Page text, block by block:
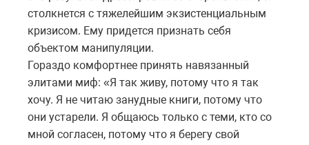
столкнется с тяжелейшим экзистенциальным
кризисом. Ему придется признать себя
объектом манипуляции.
Гораздо комфортнее принять навязанный
элитами миф: «Я так живу, потому что я так
хочу. Я не читаю занудные книги, потому что
они устарели. Я общаюсь только с теми, кто со
мной согласен, потому что я берегу свой